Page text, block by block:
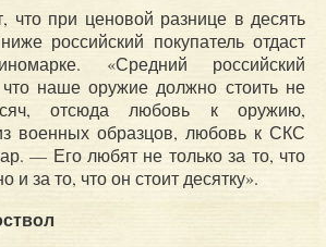
что при ценовой разнице в десять
российский покупатель отдаст
«Средний российский
что наше оружие должно стоить не
отсюда любовь к оружию,
военных образцов, любовь к СКС
— Его любят не только за то, что
и за то, что он стоит десятку».